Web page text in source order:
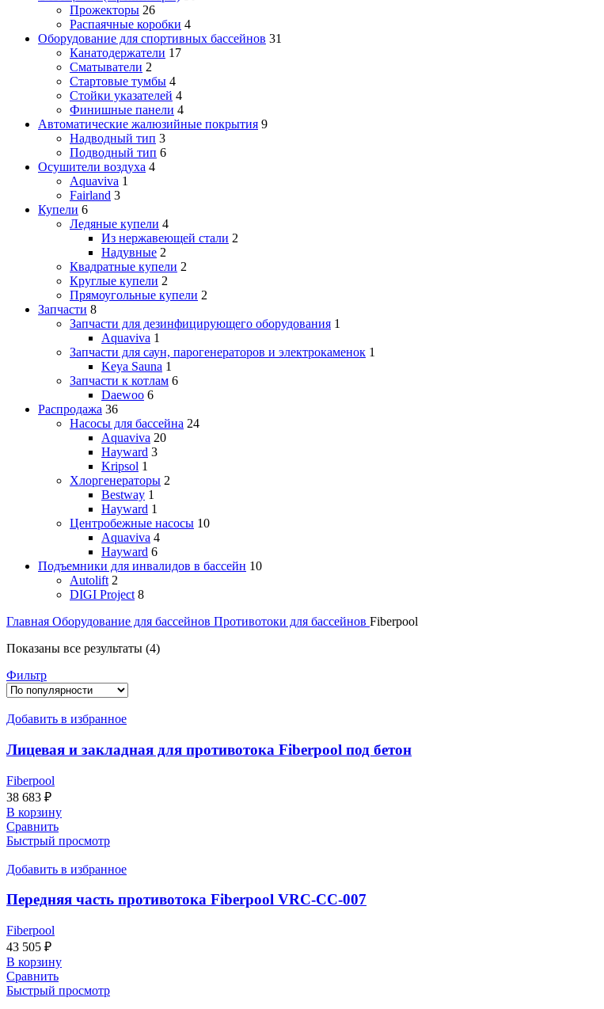
Прожекторы 26
Распаячные коробки 4
Оборудование для спортивных бассейнов 31
Канатодержатели 17
Сматыватели 2
Стартовые тумбы 4
Стойки указателей 4
Финишные панели 4
Автоматические жалюзийные покрытия 9
Надводный тип 3
Подводный тип 6
Осушители воздуха 4
Aquaviva 1
Fairland 3
Купели 6
Ледяные купели 4
Из нержавеющей стали 2
Надувные 2
Квадратные купели 2
Круглые купели 2
Прямоугольные купели 2
Запчасти 8
Запчасти для дезинфицирующего оборудования 1
Aquaviva 1
Запчасти для саун, парогенераторов и электрокаменок 1
Keya Sauna 1
Запчасти к котлам 6
Daewoo 6
Распродажа 36
Насосы для бассейна 24
Aquaviva 20
Hayward 3
Kripsol 1
Хлоргенераторы 2
Bestway 1
Hayward 1
Центробежные насосы 10
Aquaviva 4
Hayward 6
Подъемники для инвалидов в бассейн 10
Autolift 2
DIGI Project 8
Главная Оборудование для бассейнов Противотоки для бассейнов Fiberpool
Показаны все результаты (4)Сортировка:
Фильтр
Добавить в избранное
Лицевая и закладная для противотока Fiberpool под бетон
Fiberpool
38 683 ₽
В корзину
Сравнить
Быстрый просмотр
Добавить в избранное
Передняя часть противотока Fiberpool VRC-CC-007
Fiberpool
43 505 ₽
В корзину
Сравнить
Быстрый просмотр